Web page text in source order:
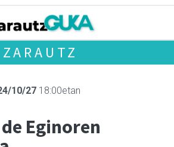
ZARAUTZ
10/27 18:00etan
Eginoren